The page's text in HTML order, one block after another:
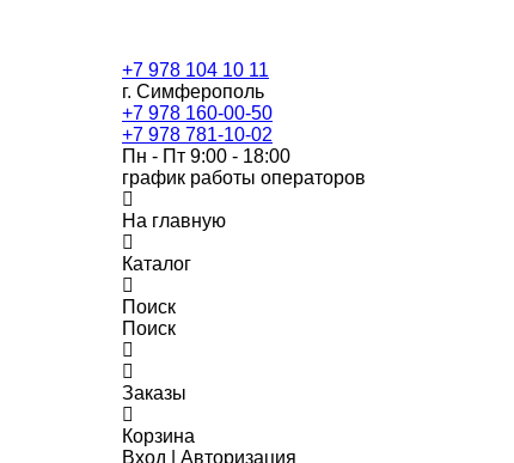
+7 978 104 10 11
г. Симферополь
+7 978 160-00-50
+7 978 781-10-02
Пн - Пт 9:00 - 18:00
график работы операторов
На главную
Каталог
Поиск
Поиск
Заказы
Корзина
Вход | Авторизация